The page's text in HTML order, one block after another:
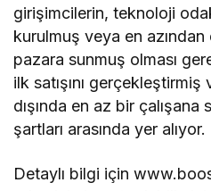
girişimcilerin, teknoloji
kurulmuş veya en
pazara sunmuş olması
ilk satışını
dışında en az bir
şartları arasında yer alıyor.
Detaylı bilgi için